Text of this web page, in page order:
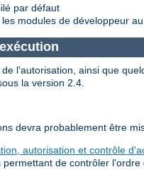
par défaut
modules de développeur au
l'autorisation, ainsi que
la version 2.4.
devra probablement être
autorisation et contrôle
de contrôler